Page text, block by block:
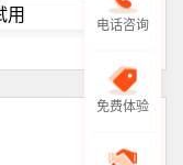
电话咨询
免费体验